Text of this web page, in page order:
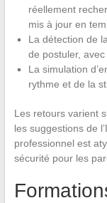
réellement
mis à jour en
La détection de
de postuler,
La simulation
rythme et de la
Les retours varient
les suggestions de
professionnel est
sécurité pour les